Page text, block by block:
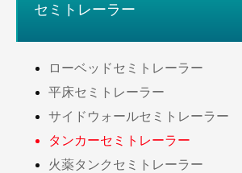
セミトレーラー
ローベッドセミトレーラー
平床セミトレーラー
サイドウォールセミトレーラー
タンカーセミトレーラー
火薬タンクセミトレーラー